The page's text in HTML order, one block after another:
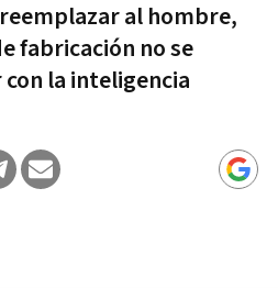
al hombre,
fabricación no se
la inteligencia